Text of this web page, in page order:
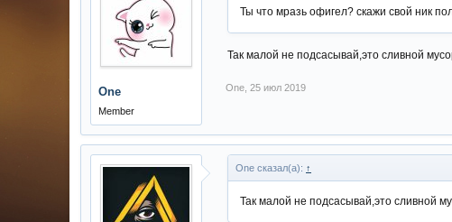
One
Member
Ты что мразь офигел? скажи свой ник
Так малой не подсасывай,это сливной
One 25 июл 2019
One сказал(а): ↑
Так малой не подсасывай,это сливной